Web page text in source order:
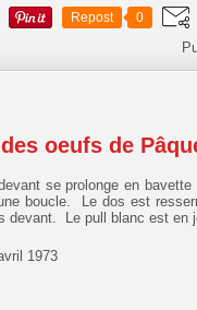
Repost 0
oeufs de
se prolonge en
boucle. Le dos est
devant. Le pull blanc est en
1973